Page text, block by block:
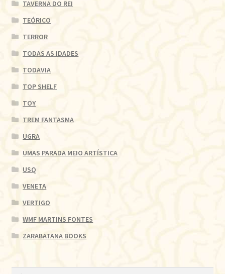
TAVERNA DO REI
TEÓRICO
TERROR
TODAS AS IDADES
TODAVIA
TOP SHELF
TOY
TREM FANTASMA
UGRA
UMAS PARADA MEIO ARTÍSTICA
USQ
VENETA
VERTIGO
WMF MARTINS FONTES
ZARABATANA BOOKS